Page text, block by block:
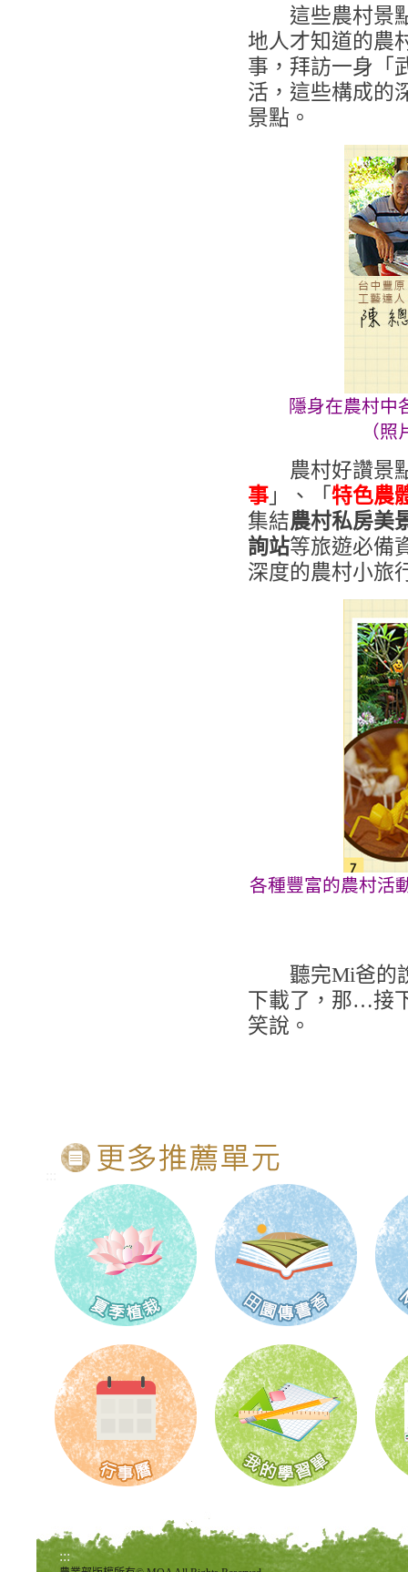
這些農村景點
地人才知道的農
事，拜訪一身「
活，這些構成的
景點。
隱身在農村中
（
農村好讚景點
事 」、「 特色農
集結農村私房美
詢站等旅遊必備
深度的農村小旅
各種豐富的農村活
聽完Mi爸的說
下載了，那…接
笑說。
:::